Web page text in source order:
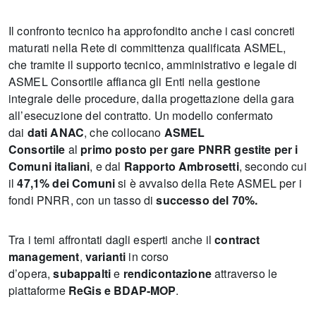
Il confronto tecnico ha approfondito anche i casi concreti
maturati nella Rete di committenza qualificata ASMEL,
che tramite il supporto tecnico, amministrativo e legale di
ASMEL Consortile affianca gli Enti nella gestione
integrale delle procedure, dalla progettazione della gara
all’esecuzione del contratto. Un modello confermato
dai dati ANAC, che collocano ASMEL
Consortile al primo posto per gare PNRR gestite per i
Comuni italiani, e dal Rapporto Ambrosetti, secondo cui
il47,1% dei Comunisi è avvalso della Rete ASMEL per i
fondi PNRR, con un tasso disuccesso del 70%.
Tra i temi affrontati dagli esperti anche ilcontract
management, varianti in corso
d’opera,subappaltie rendicontazioneattraverso le
piattaforme ReGis e BDAP-MOP.